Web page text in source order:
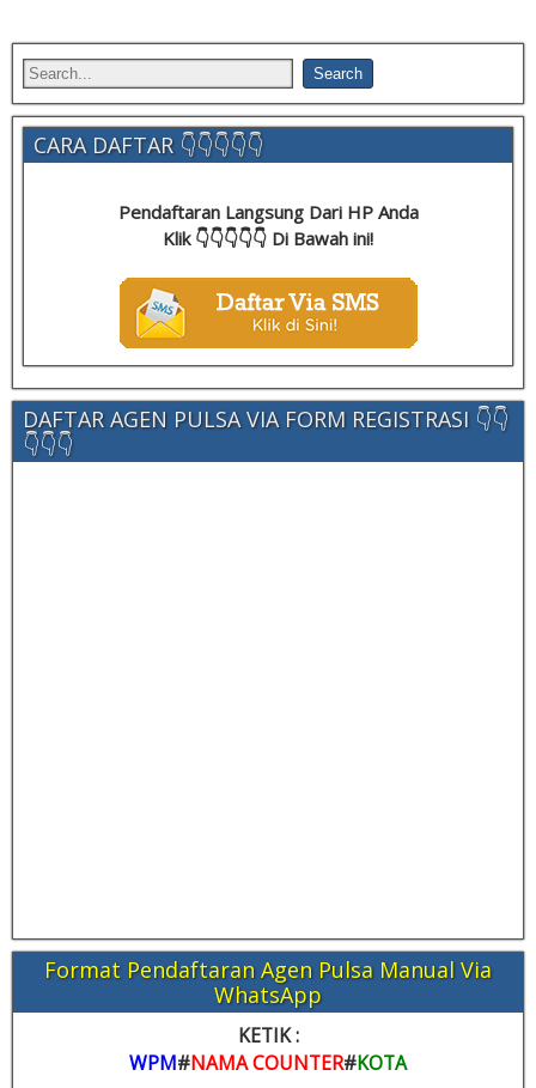
CARA DAFTAR 👇👇👇👇👇
Pendaftaran Langsung Dari HP Anda
Klik 👇👇👇👇👇 Di Bawah ini!
DAFTAR AGEN PULSA VIA FORM REGISTRASI 👇👇
👇👇👇
Format Pendaftaran Agen Pulsa Manual Via
WhatsApp
KETIK :
WPM#NAMA COUNTER#KOTA